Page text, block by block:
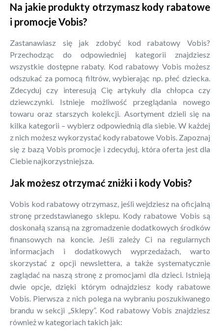
Na jakie produkty otrzymasz kody rabatowe
i promocje Vobis?
Zastanawiasz się jak zdobyć kod rabatowy Vobis?
Przechodząc do odpowiedniej kategorii znajdziesz
wszystkie dostępne rabaty. Kod rabatowy Vobis możesz
odszukać za pomocą filtrów, wybierając np. płeć dziecka.
Zdecyduj czy interesują Cię artykuły dla chłopca czy
dziewczynki. Istnieje możliwość przeglądania nowego
towaru oraz starszych kolekcji. Asortyment dzieli się na
kilka kategorii – wybierz odpowiednią dla siebie. W każdej
z nich możesz wykorzystać kody rabatowe Vobis. Zapoznaj
się z bazą Vobis promocje i zdecyduj, która oferta jest dla
Ciebie najkorzystniejsza.
Jak możesz otrzymać zniżki i kody Vobis?
Vobis kod rabatowy otrzymasz, jeśli wejdziesz na oficjalną
stronę przedstawianego sklepu. Kody rabatowe Vobis są
doskonałą szansą na zgromadzenie dodatkowych środków
finansowych na koncie. Jeśli zależy Ci na regularnych
informacjach i dodatkowych wyprzedażach, warto
skorzystać z opcji newslettera, a także systematycznie
zaglądać na naszą stronę z promocjami dla dzieci. Istnieją
dwie opcje, dzięki którym odnajdziesz kody rabatowe
Vobis. Pierwsza z nich polega na wybraniu poszukiwanego
brandu w sekcji „Sklepy”. Kod rabatowy Vobis znajdziesz
również w kategoriach takich jak: